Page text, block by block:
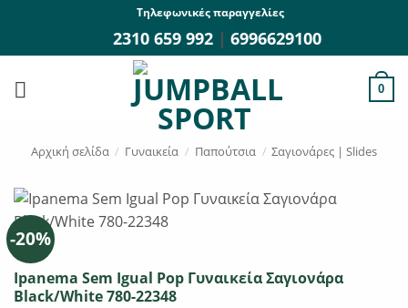
περιεχόμενο
Τηλεφωνικές παραγγελίες
2310 659 992 | 6996629100
0
Αρχική σελίδα / Γυναικεία / Παπούτσια / Σαγιονάρες | Slides
-20%
Ipanema Sem Igual Pop Γυναικεία Σαγιονάρα
Black/White 780-22348